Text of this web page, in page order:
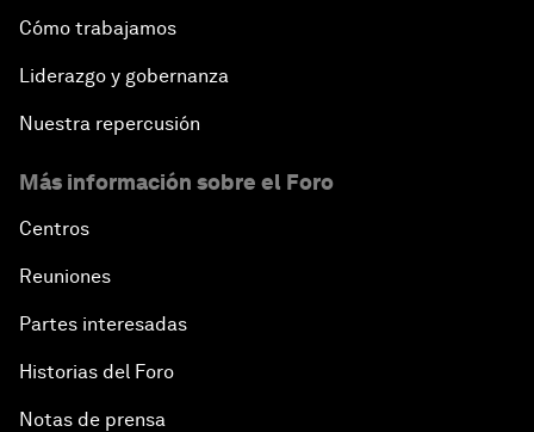
Cómo trabajamos
Liderazgo y gobernanza
Nuestra repercusión
Más información sobre el Foro
Centros
Reuniones
Partes interesadas
Historias del Foro
Notas de prensa